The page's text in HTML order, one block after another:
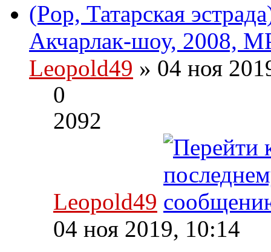
(Pop, Татарская
Акчарлак-шоу, 2008,
Leopold49 » 04 ноя
0
2092
Leopold49
04 ноя 2019, 10:14